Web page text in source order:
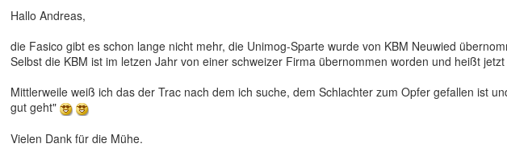
Hallo Andreas,
die Fasico gibt es schon lange nicht mehr, die Unimog-Sparte wurde von KBM Neuwied
Selbst die KBM ist im letzen Jahr von einer schweizer Firma übernommen worden und heißt
Mittlerweile weiß ich das der Trac nach dem ich suche, dem Schlachter zum Opfer gefallen ist
gut geht"
Vielen Dank für die Mühe.